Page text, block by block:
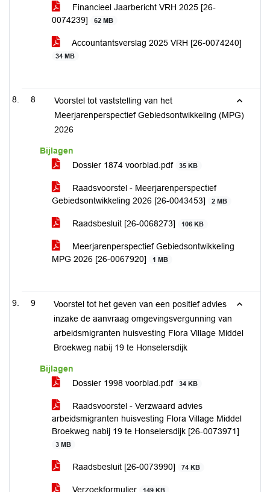
Financieel Jaarbericht VRH 2025 [26-
0074239]
62 MB
Accountantsverslag 2025 VRH [26-0074240]
34 MB
8
Voorstel tot vaststelling van het
Meerjarenperspectief Gebiedsontwikkeling (MPG)
2026
Bijlagen
Dossier 1874 voorblad.pdf
35 KB
Raadsvoorstel - Meerjarenperspectief
Gebiedsontwikkeling 2026 [26-0043453]
2 MB
Raadsbesluit [26-0068273] 106 KB
Meerjarenperspectief Gebiedsontwikkeling
MPG 2026 [26-0067920]
1 MB
9
Voorstel tot het geven van een positief advies
inzake de aanvraag omgevingsvergunning van
arbeidsmigranten huisvesting Flora Village Middel
Broekweg nabij 19 te Honselersdijk
Bijlagen
Dossier 1998 voorblad.pdf
34 KB
Raadsvoorstel - Verzwaard advies
arbeidsmigranten huisvesting Flora Village Middel
Broekweg nabij 19 te Honselersdijk [26-0073971]
3 MB
Raadsbesluit [26-0073990] 74 KB
Verzoekformulier 149 KB